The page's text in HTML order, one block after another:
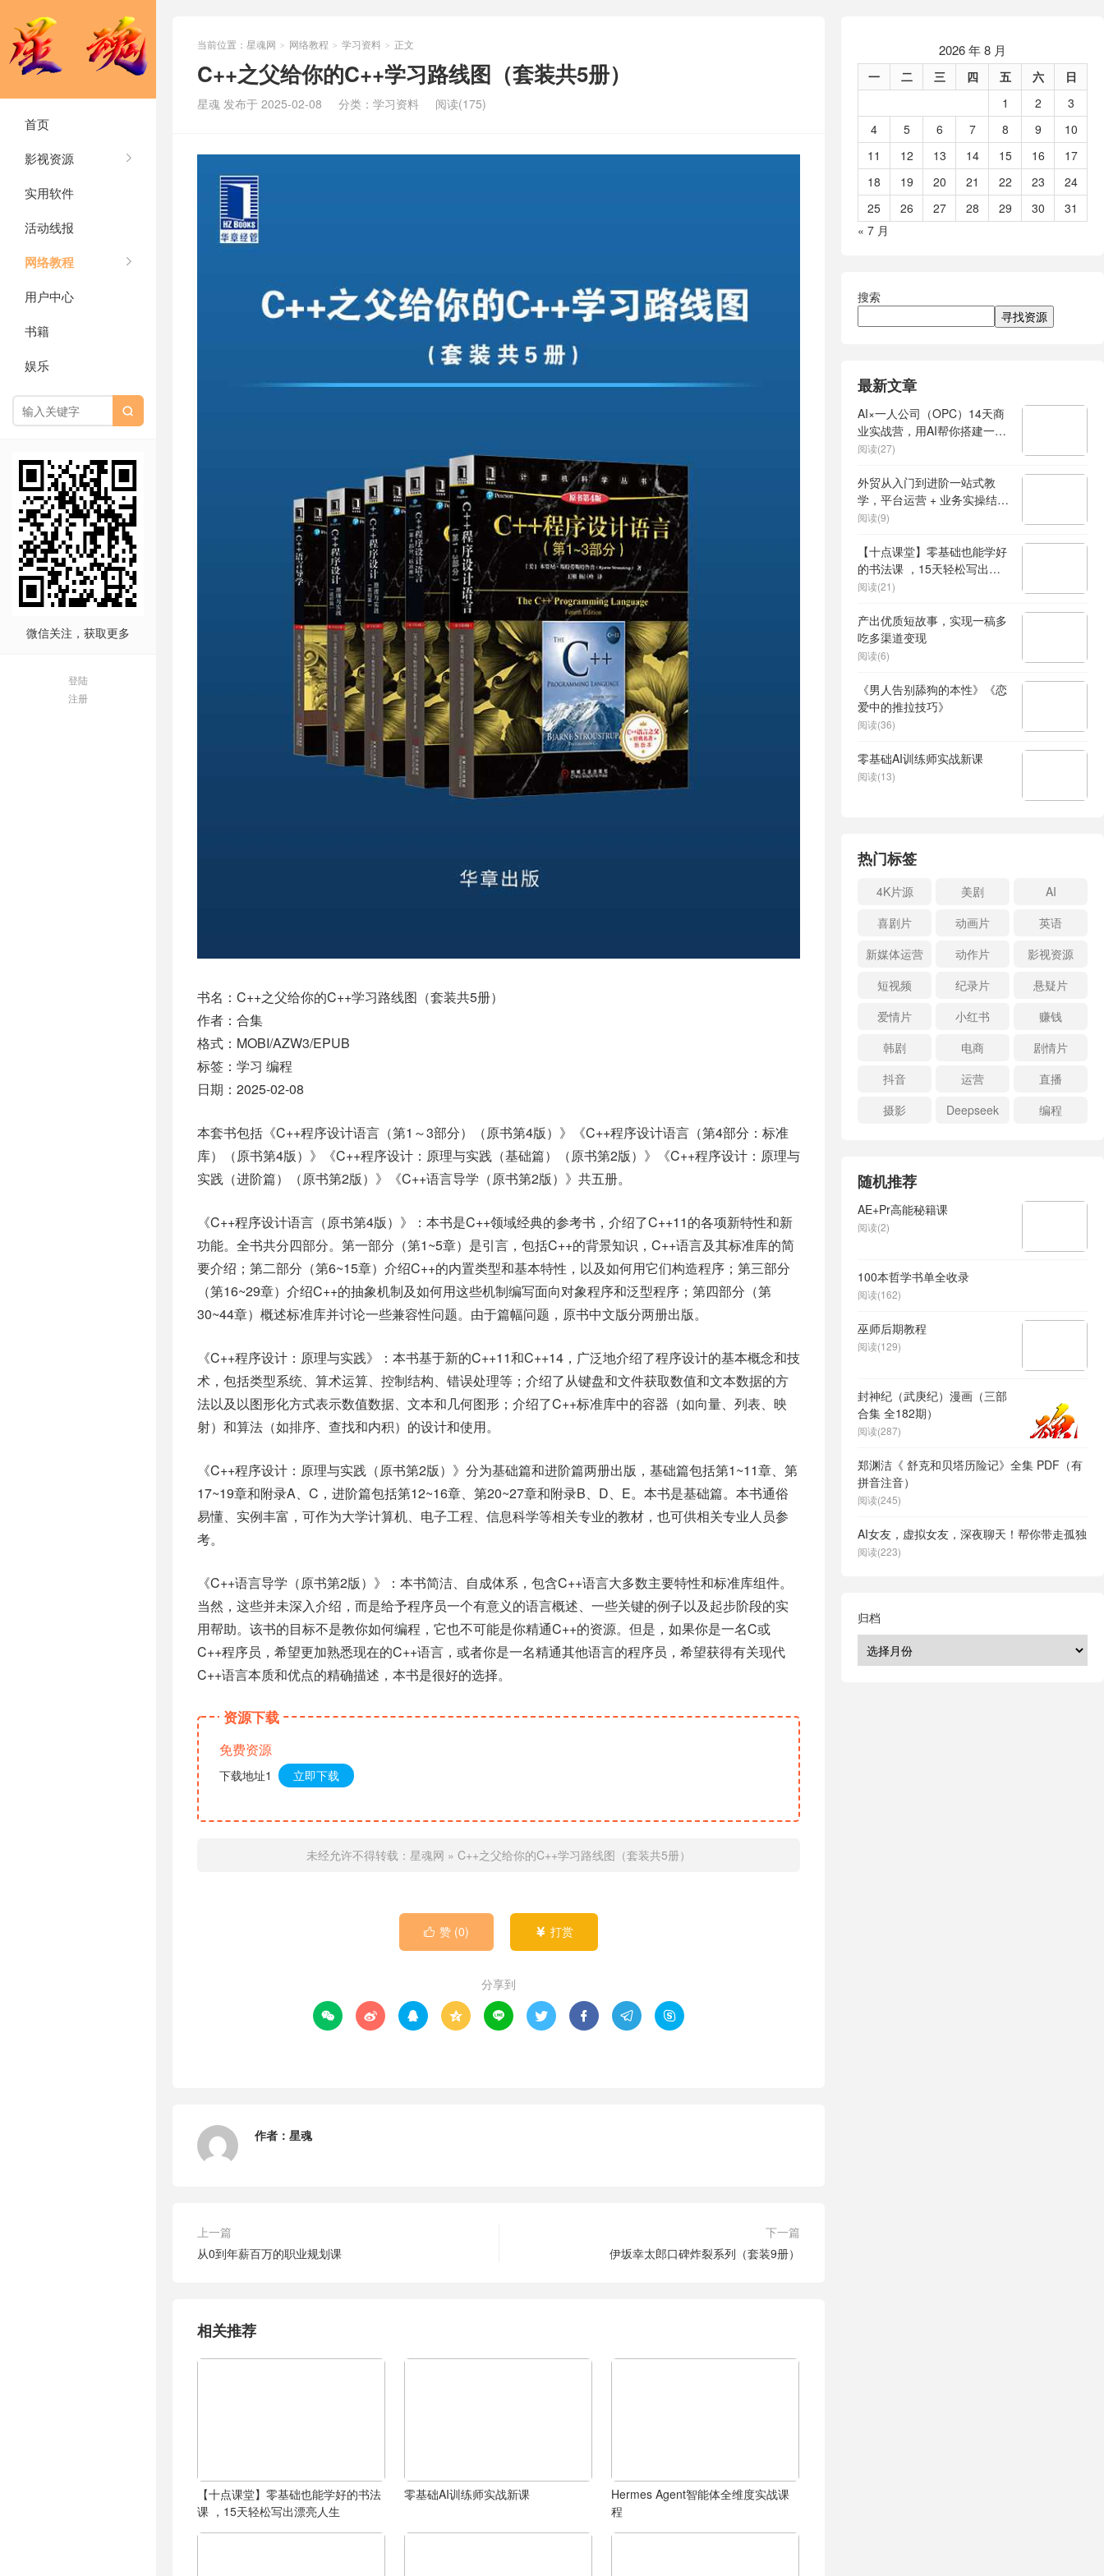
首页
影视资源
实用软件
活动线报
网络教程
用户中心
书籍
娱乐

微信关注，获取更多
登陆
注册
当前位置： 星魂网 > 网络教程 > 学习资料 > 正文
C++之父给你的C++学习路线图（套装共5册）
星魂 发布于 2025-02-08 分类： 学习资料 阅读(175)
书名：C++之父给你的C++学习路线图（套装共5册）
作者：合集
格式：MOBI/AZW3/EPUB
标签：学习 编程
日期：2025-02-08
本套书包括《C++程序设计语言（第1～3部分）（原书第4版）》《C++程序设计语言（第4部分：标准
库）（原书第4版）》《C++程序设计：原理与实践（基础篇）（原书第2版）》《C++程序设计：原理与
实践（进阶篇）（原书第2版）》《C++语言导学（原书第2版）》共五册。
《C++程序设计语言（原书第4版）》：本书是C++领域经典的参考书，介绍了C++11的各项新特性和新
功能。全书共分四部分。第一部分（第1~5章）是引言，包括C++的背景知识，C++语言及其标准库的简
要介绍；第二部分（第6~15章）介绍C++的内置类型和基本特性，以及如何用它们构造程序；第三部分
（第16~29章）介绍C++的抽象机制及如何用这些机制编写面向对象程序和泛型程序；第四部分（第
30~44章）概述标准库并讨论一些兼容性问题。由于篇幅问题，原书中文版分两册出版。
《C++程序设计：原理与实践》：本书基于新的C++11和C++14，广泛地介绍了程序设计的基本概念和技
术，包括类型系统、算术运算、控制结构、错误处理等；介绍了从键盘和文件获取数值和文本数据的方
法以及以图形化方式表示数值数据、文本和几何图形；介绍了C++标准库中的容器（如向量、列表、映
射）和算法（如排序、查找和内积）的设计和使用。
《C++程序设计：原理与实践（原书第2版）》分为基础篇和进阶篇两册出版，基础篇包括第1~11章、第
17~19章和附录A、C，进阶篇包括第12~16章、第20~27章和附录B、D、E。本书是基础篇。本书通俗
易懂、实例丰富，可作为大学计算机、电子工程、信息科学等相关专业的教材，也可供相关专业人员参
考。
《C++语言导学（原书第2版）》：本书简洁、自成体系，包含C++语言大多数主要特性和标准库组件。
当然，这些并未深入介绍，而是给予程序员一个有意义的语言概述、一些关键的例子以及起步阶段的实
用帮助。该书的目标不是教你如何编程，它也不可能是你精通C++的资源。但是，如果你是一名C或
C++程序员，希望更加熟悉现在的C++语言，或者你是一名精通其他语言的程序员，希望获得有关现代
C++语言本质和优点的精确描述，本书是很好的选择。
资源下载
免费资源
下载地址1 立即下载
未经允许不得转载： 星魂网 » C++之父给你的C++学习路线图（套装共5册）
 赞 (0)  打赏
分享到
        
作者： 星魂
上一篇
从0到年薪百万的职业规划课
下一篇
伊坂幸太郎口碑炸裂系列（套装9册）
相关推荐
【十点课堂】零基础也能学好的书法
课 ，15天轻松写出漂亮人生
零基础AI训练师实战新课
Hermes Agent智能体全维度实战课
程
2026 年 8 月
一 二 三 四 五 六
日
1
2
3
4
5 6 7 8 9
10
11
12 13 14 15 16
17
18
19 20 21 22 23
24
25
26 27 28 29 30
31
« 7 月
搜索
寻找资源
最新文章
AI×一人公司（OPC）14天商
业实战营，用AI帮你搭建一个
属于你自己的、能独立賺钱的
阅读(27)
外贸从入门到进阶一站式教
学，平台运营 + 业务实操结
合，实现业绩稳步增长
阅读(9)
【十点课堂】零基础也能学好
的书法课 ，15天轻松写出漂
亮人生
阅读(21)
产出优质短故事，实现一稿多
吃多渠道变现
阅读(6)
《男人告别舔狗的本性》《恋
爱中的推拉技巧》
阅读(36)
零基础AI训练师实战新课
阅读(13)
热门标签
4K片源 美剧
AI
喜剧片
动画片
英语
新媒体运营
动作片
影视资源
短视频
纪录片
悬疑片
爱情片
小红书
赚钱
韩剧
电商
剧情片
抖音
运营
直播
摄影
Deepseek 编程
随机推荐
AE+Pr高能秘籍课
阅读(2)
100本哲学书单全收录
阅读(162)
巫师后期教程
阅读(129)
封神纪（武庚纪）漫画（三部
合集 全182期）
阅读(287)
郑渊洁《 舒克和贝塔历险记》全集 PDF（有
拼音注音）
阅读(245)
AI女友，虚拟女友，深夜聊天！帮你带走孤独
阅读(223)
归档